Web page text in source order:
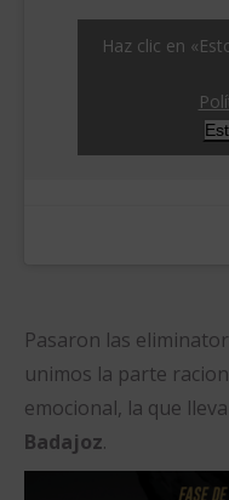
Haz clic en
Pasaron las
unimos la parte
emocional, la que
Badajoz.